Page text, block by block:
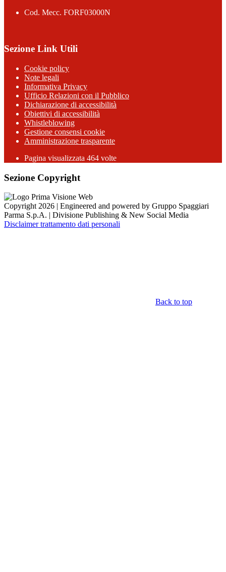
Cod. Mecc. FORF03000N
Sezione Link Utili
Cookie policy
Note legali
Informativa Privacy
Ufficio Relazioni con il Pubblico
Dichiarazione di accessibilità
Obiettivi di accessibilità
Whistleblowing
Gestione consensi cookie
Amministrazione trasparente
Pagina visualizzata 464 volte
Sezione Copyright
Copyright 2026 | Engineered and powered by Gruppo Spaggiari
Parma S.p.A. | Divisione Publishing & New Social Media
Disclaimer trattamento dati personali
Back to top